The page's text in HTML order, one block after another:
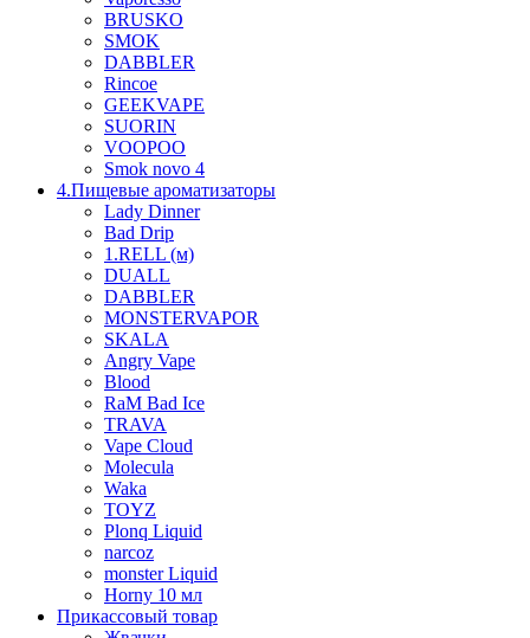
BRUSKO
SMOK
DABBLER
Rincoe
GEEKVAPE
SUORIN
VOOPOO
Smok novo 4
4.Пищевые ароматизаторы
Lady Dinner
Bad Drip
1.RELL (м)
DUALL
DABBLER
MONSTERVAPOR
SKALA
Angry Vape
Blood
RaM Bad Ice
TRAVA
Vape Cloud
Molecula
Waka
TOYZ
Plonq Liquid
narcoz
monster Liquid
Horny 10 мл
Прикассовый товар